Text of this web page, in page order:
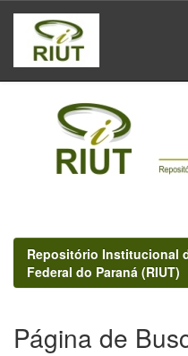
Skip
navigation
Repositório Institucional
Federal do Paraná (RIUT)
Página de